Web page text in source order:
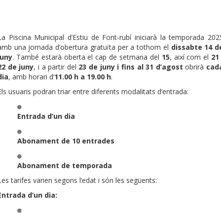
Piscina Municipal d’Estiu de Font-rubí iniciarà la temporada
una jornada d’obertura gratuïta per a tothom el dissabte 14
. També estarà oberta el cap de setmana del 15, així com el
de juny, i a partir del 23 de juny i fins al 31 d’agost obrirà
, amb horari d’11.00 h a 19.00 h.
usuaris podran triar entre diferents modalitats d’entrada:
Entrada d’un dia
Abonament de 10 entrades
Abonament de temporada
tarifes varien segons l’edat i són les següents:
d’un dia: